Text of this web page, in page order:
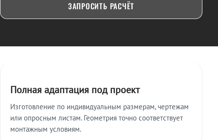
ЗАПРОСИТЬ РАСЧЁТ
Полная адаптация под проект
Изготовление по индивидуальным размерам, чертежам
или опросным листам. Геометрия точно соответствует
монтажным условиям.